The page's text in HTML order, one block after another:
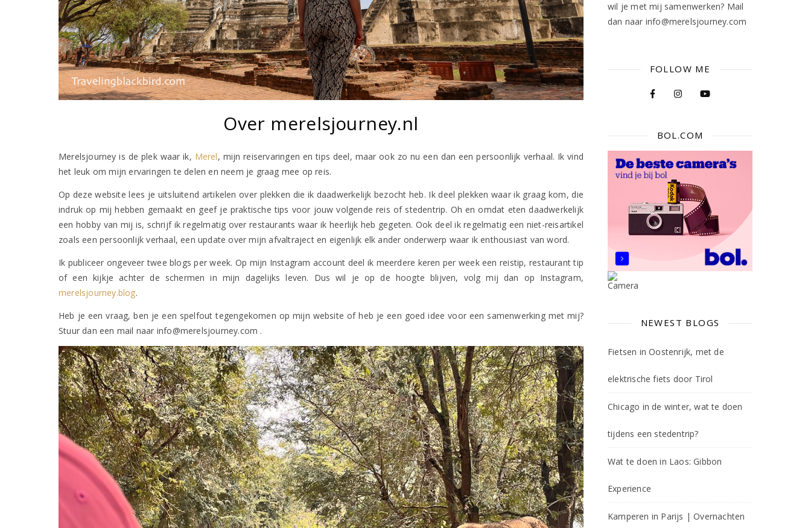
Over merelsjourney.nl
Merelsjourney is de plek waar ik, Merel, mijn reiservaringen en tips deel, maar ook zo nu een dan een persoonlijk verhaal. Ik vind
het leuk om mijn ervaringen te delen en neem je graag mee op reis.
Op deze website lees je uitsluitend artikelen over plekken die ik daadwerkelijk bezocht heb. Ik deel plekken waar ik graag kom, die
indruk op mij hebben gemaakt en geef je praktische tips voor jouw volgende reis of stedentrip. Oh en omdat eten daadwerkelijk
een hobby van mij is, schrijf ik regelmatig over restaurants waar ik heerlijk heb gegeten. Ook deel ik regelmatig een niet-reisartikel
zoals een persoonlijk verhaal, een update over mijn afvaltraject en eigenlijk elk ander onderwerp waar ik enthousiast van word.
Ik publiceer ongeveer twee blogs per week. Op mijn Instagram account deel ik meerdere keren per week een reistip, restaurant tip
of een kijkje achter de schermen in mijn dagelijks leven. Dus wil je op de hoogte blijven, volg mij dan op Instagram,
merelsjourney.blog.
Heb je een vraag, ben je een spelfout tegengekomen op mijn website of heb je een goed idee voor een samenwerking met mij?
Stuur dan een mail naar info@merelsjourney.com .
wil je met mij samenwerken? Mail
dan naar info@merelsjourney.com
FOLLOW ME
BOL.COM
NEWEST BLOGS
Fietsen in Oostenrijk, met de
elektrische fiets door Tirol
Chicago in de winter, wat te doen
tijdens een stedentrip?
Wat te doen in Laos: Gibbon
Experience
Kamperen in Parijs | Overnachten